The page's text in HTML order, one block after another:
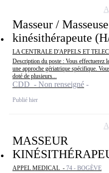
Masseur / Masseuse
kinésithérapeute
LA CENTRALE D'APPELS ET
Description du poste : Vous effectuerez
une approche gériatrique spécifique.
doté de plusieurs...
CDD - Non renseigné
Publié hier
MASSEUR
APPEL MEDICAL - 74 - BOGÈVE